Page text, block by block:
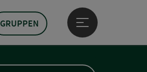
GRUPPEN
Hauptmenü öffnen